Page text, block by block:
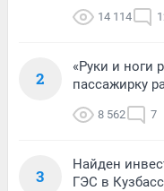
14 114
2
«Руки и ноги
пассажирку
8 562 7
3
Найден
ГЭС в